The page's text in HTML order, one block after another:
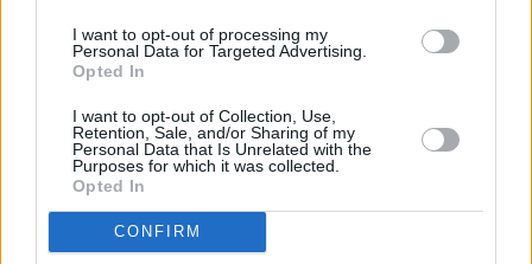
I want to opt-out of processing my
Personal Data for Targeted Advertising.
Opted In
I want to opt-out of Collection, Use,
Retention, Sale, and/or Sharing of my
Personal Data that Is Unrelated with the
Purposes for which it was collected.
Opted In
CONFIRM